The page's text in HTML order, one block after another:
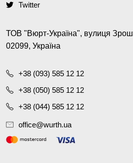
Twitter
ТОВ "Вюрт-Україна", вулиця
02099, Україна
+38 (093) 585 12 12
+38 (050) 585 12 12
+38 (044) 585 12 12
office@wurth.ua